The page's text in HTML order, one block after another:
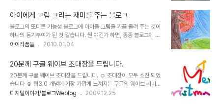
그냥 습관적으로 사람의 얼굴을 보더라도 자연스럽게 누구와 닮았다
는 생각을 하기도 하고, 주변에 지인이나 가까운 사람들이 있으면 그
생각을 말하곤 합니다. -물론 이것이 저만의 독특한 습관은 아닐 겁니
다. 적지 않은 분들이 그러신 것을 많이 봅니다.- 그래서 때로는 저로
부터 그런 얘기를 자주 듣는 사람들의 경우는 이제 그만하라고 하기도
과학은 관찰이라는 말을..
아이에게 그림 그리는 재미를 주는 블로그
블로그의 또다른 가능성 블로그에 아이들 그림을 가끔 올려 주는 것이
하나의 동기부여가 된 것 같습니다. 뭔 얘긴가 하면, 종종 블로그에 아
이들의 그림과 글을 올리곤 했는데, 그것이 계기가 되어서 그런건지 가
문득 옳거니... 생각이 듭니다. 아이가 무엇이든 잘하게 만드는 방법은
흥미를 부여하는 것이라고 생각합니다. 그런데 이렇게 자신이 그린 그
림이 블로그에 올려져 어디에선가 누군가에게 보여지고 있다는 것에
대하여 생각하고, 이를 좋아하게 된다는 것은 결국 재미를 느끼고 있다
는 것인데... 그래서, 좋은 기록의 하나가 될 수 있고, 아이가 좋아서 가
아이작품들 2010.01.04
20분께 구글 웨이브 초대장을 드립니다.
20분께 구글 웨이브 초대장을 드립니다. ☺ 초대장이 모두 소진 되었
습니다 ☺ 웹3.0 개념에 가장 가깝게 느껴지는 구글의 웨이브 서비스
초대장이 저에게도 배달되어 왔습니다. 이젠 구글 웨이브가 완전 공개
디지털이야기/블로그Weblog 2009.12.25